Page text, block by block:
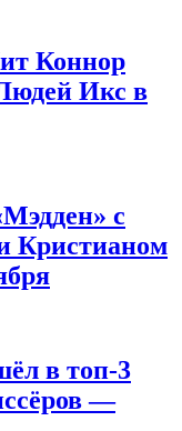
Коннор
Икс в
с
Кристианом
в топ-3
—